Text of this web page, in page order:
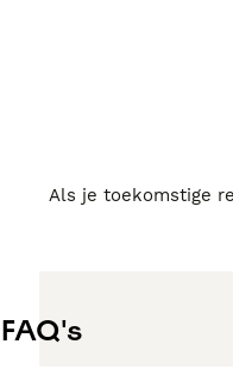
Als je toekomstige
FAQ's